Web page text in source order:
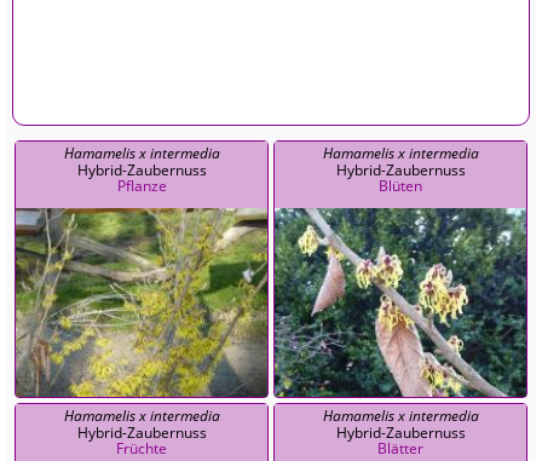
Hamamelis x intermedia
Hybrid-Zaubernuss
Pflanze
Hamamelis x intermedia
Hybrid-Zaubernuss
Blüten
Hamamelis x intermedia
Hybrid-Zaubernuss
Früchte
Hamamelis x intermedia
Hybrid-Zaubernuss
Blätter